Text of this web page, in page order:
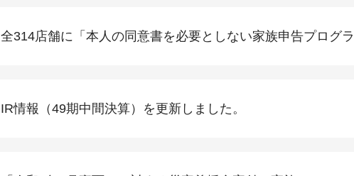
全314店舗に「本人の同意書を必要としない家族申告プログ
IR情報（49期中間決算）を更新しました。